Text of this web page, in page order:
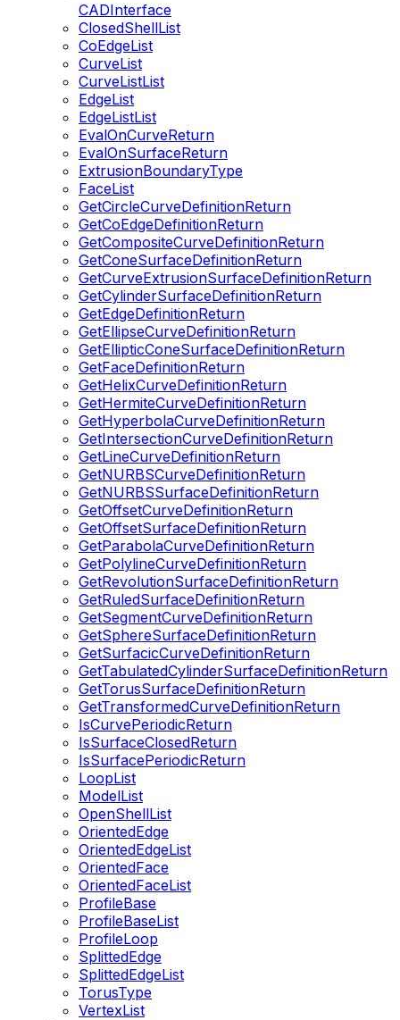
CADInterface
ClosedShellList
CoEdgeList
CurveList
CurveListList
EdgeList
EdgeListList
EvalOnCurveReturn
EvalOnSurfaceReturn
ExtrusionBoundaryType
FaceList
GetCircleCurveDefinitionReturn
GetCoEdgeDefinitionReturn
GetCompositeCurveDefinitionReturn
GetConeSurfaceDefinitionReturn
GetCurveExtrusionSurfaceDefinitionReturn
GetCylinderSurfaceDefinitionReturn
GetEdgeDefinitionReturn
GetEllipseCurveDefinitionReturn
GetEllipticConeSurfaceDefinitionReturn
GetFaceDefinitionReturn
GetHelixCurveDefinitionReturn
GetHermiteCurveDefinitionReturn
GetHyperbolaCurveDefinitionReturn
GetIntersectionCurveDefinitionReturn
GetLineCurveDefinitionReturn
GetNURBSCurveDefinitionReturn
GetNURBSSurfaceDefinitionReturn
GetOffsetCurveDefinitionReturn
GetOffsetSurfaceDefinitionReturn
GetParabolaCurveDefinitionReturn
GetPolylineCurveDefinitionReturn
GetRevolutionSurfaceDefinitionReturn
GetRuledSurfaceDefinitionReturn
GetSegmentCurveDefinitionReturn
GetSphereSurfaceDefinitionReturn
GetSurfacicCurveDefinitionReturn
GetTabulatedCylinderSurfaceDefinitionReturn
GetTorusSurfaceDefinitionReturn
GetTransformedCurveDefinitionReturn
IsCurvePeriodicReturn
IsSurfaceClosedReturn
IsSurfacePeriodicReturn
LoopList
ModelList
OpenShellList
OrientedEdge
OrientedEdgeList
OrientedFace
OrientedFaceList
ProfileBase
ProfileBaseList
ProfileLoop
SplittedEdge
SplittedEdgeList
TorusType
VertexList